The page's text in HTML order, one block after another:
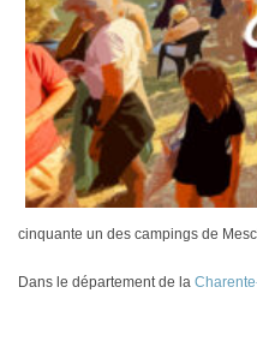
cinquante un des campings de
Dans le département de la